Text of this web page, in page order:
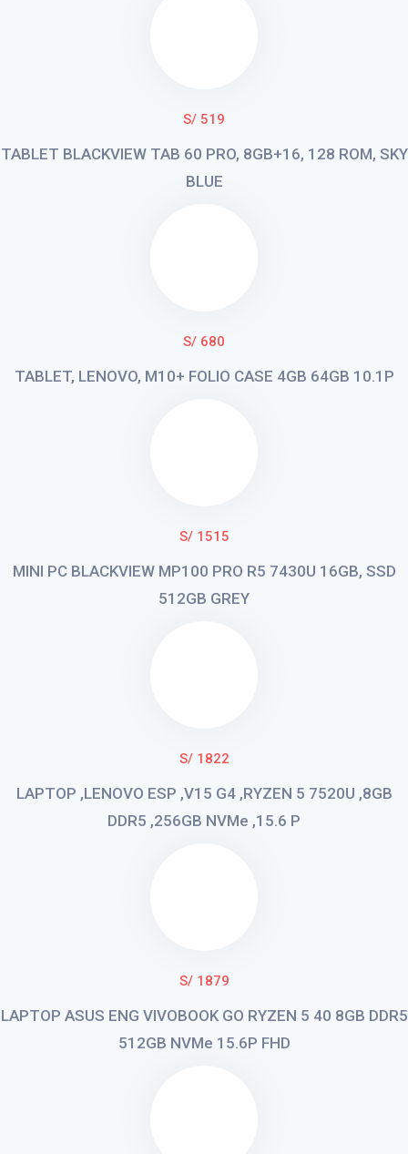
S/ 519
TABLET BLACKVIEW TAB 60 PRO, 8GB+16, 128 ROM, SKY
BLUE
S/ 680
TABLET, LENOVO, M10+ FOLIO CASE 4GB 64GB 10.1P
S/ 1515
MINI PC BLACKVIEW MP100 PRO R5 7430U 16GB, SSD
512GB GREY
S/ 1822
LAPTOP ,LENOVO ESP ,V15 G4 ,RYZEN 5 7520U ,8GB
DDR5 ,256GB NVMe ,15.6 P
S/ 1879
LAPTOP ASUS ENG VIVOBOOK GO RYZEN 5 40 8GB DDR5
512GB NVMe 15.6P FHD